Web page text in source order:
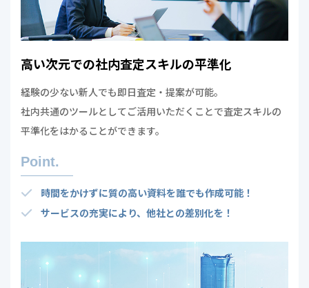
高い次元での社内査定スキルの平準化
経験の少ない新人でも即日査定・提案が可能。
社内共通のツールとしてご活用いただくことで査定スキルの
平準化をはかることができます。
Point.
時間をかけずに質の高い資料を誰でも作成可能！
サービスの充実により、他社との差別化を！